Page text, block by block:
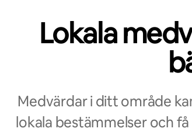
Lokala
Medvärdar i ditt område
lokala bestämmelser och